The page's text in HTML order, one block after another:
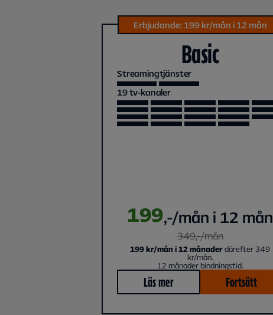
Erbjudande: 199 kr/mån i 12 mån
Basic
Streamingtjänster
19tv-kanaler
199,-/mån i 12 mån
349,-/mån
199 kr/mån i 12 månaderdärefter 349
kr/mån.
12 månader bindningstid.
Läs mer Fortsätt